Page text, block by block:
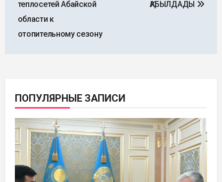
теплосетей Абайской
области к
отопительному сезону
ҚАБЫЛДАДЫ
ПОПУЛЯРНЫЕ ЗАПИСИ